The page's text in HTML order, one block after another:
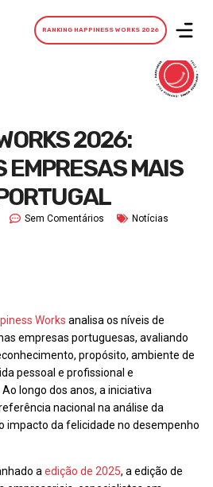
RANKING HAPPINESS WORKS 2026
2026:
EMPRESAS MAIS
Sem Comentários Notícias
Works analisa os níveis de
empresas portuguesas, avaliando
propósito, ambiente de
pessoal e profissional e
longo dos anos, a iniciativa
nacional na análise da
impacto da felicidade no desempenho
aedição de 2025, a edição de